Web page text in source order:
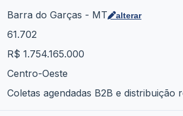
Barra do Garças - MT alterar
61.702
R$ 1.754.165.000
Centro-Oeste
Coletas agendadas B2B e distribuição